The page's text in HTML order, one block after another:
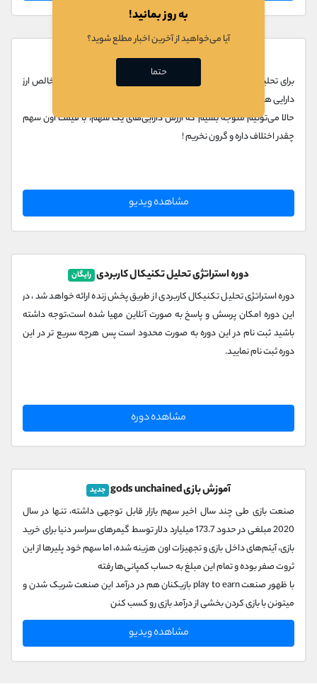
روش محاسبه خالص ارزش دارایی‌ها (NAV)
برای تحلیل بنیادی شرکت‌های گروه سرمایه گذاری، از روش "محاسبه خالص ارز
دارایی ها (NAV)" استفاده می‌کنیم.
حالا می‌تونیم متوجه بشیم که ارزش دارایی‌های یک سهم، با قیمت اون سهم
چقدر اختلاف داره و گرون نخریم !
مشاهده ویدیو
دوره استراتژی تحلیل تکنیکال کاربردی رایگان
دوره استراتژی تحلیل تکنیکال کاربردی از طریق پخش زنده ارائه خواهد شد ، در
این دوره امکان پرسش و پاسخ به صورت آنلاین مهیا شده است،توجه داشته
باشید ثبت نام در این دوره به صورت محدود است پس هرچه سریع تر در این
دوره ثبت نام نمایید.
مشاهده دوره
آموزش بازی gods unchained جدید
صنعت بازی طی چند سال اخیر سهم بازار قابل توجهی داشته، تنها در سال
2020 مبلغی در حدود 173.7 میلیارد دلار توسط گیمرهای سراسر دنیا برای خرید
بازی، آیتم‌های داخل بازی و تجهیزات اون هزینه شده، اما سهم خود پلیرها از این
ثروت صفر بوده و تمام این مبلغ به حساب کمپانی‌ها رفته
با ظهور صنعت play to earn بازیکنان هم در درآمد این صنعت شریک شدن و
میتونن با بازی کردن بخشی از درآمد بازی رو کسب کنن
بازی گادز آنچین یکی از همین بازی‌های play to earn هستش که شما میتونید
بطور رایگان این بازی‌رو شروع کنید و درآمد دلاری داشته باشید
مشاهده ویدیو
به روز بمانید!
آیا می‌خواهید از آخرین اخبار مطلع شوید؟
حتما